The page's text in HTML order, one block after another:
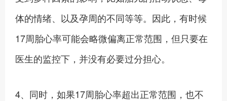
体的情绪、以及孕周的不同等等。因此，有时候
17周胎心率可能会略微偏离正常范围，但只要在
医生的监控下，并没有必要过分担心。
4、同时，如果17周胎心率超出正常范围，也不